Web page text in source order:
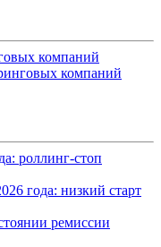
компаний
компаний
роллинг-стоп
года: низкий старт
ремиссии